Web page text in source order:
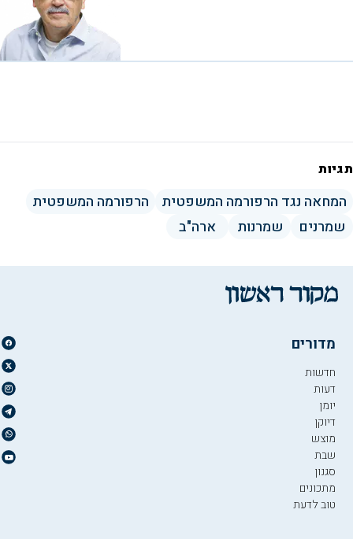
תגיות
המחאה נגד הרפורמה המשפטית
הרפורמה המשפטית
שמרנים
שמרנות ארה"ב
מדורים
חדשות
דעות
יומן
דיוקן
מוצש
שבת
סגנון
מתכונים
טוב לדעת